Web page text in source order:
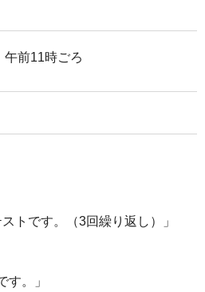
前11時ごろ
トです。（3回繰り返し）」
す。」